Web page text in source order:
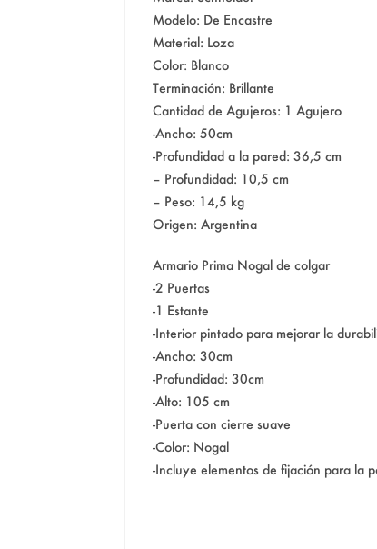
Modelo: De Encastre
Material: Loza
Color: Blanco
Terminación: Brillante
Cantidad de Agujeros: 1 Agujero
-Ancho: 50cm
-Profundidad a la pared: 36,5 cm
– Profundidad: 10,5 cm
– Peso: 14,5 kg
Origen: Argentina
Armario Prima Nogal de colgar
-2 Puertas
-1 Estante
-Interior pintado para mejorar la
-Ancho: 30cm
-Profundidad: 30cm
-Alto: 105 cm
-Puerta con cierre suave
-Color: Nogal
-Incluye elementos de fijación para la